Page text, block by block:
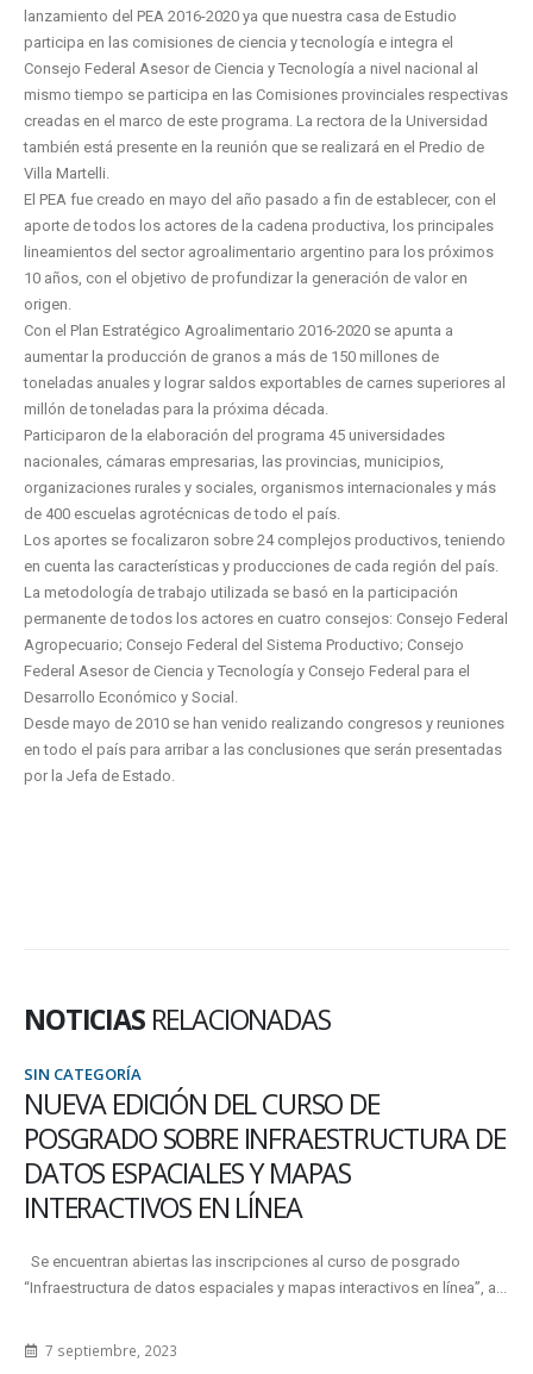
lanzamiento del PEA 2016-2020 ya que nuestra casa de Estudio
participa en las comisiones de ciencia y tecnología e integra el
Consejo Federal Asesor de Ciencia y Tecnología a nivel nacional al
mismo tiempo se participa en las Comisiones provinciales respectivas
creadas en el marco de este programa. La rectora de la Universidad
también está presente en la reunión que se realizará en el Predio de
Villa Martelli.
El PEA fue creado en mayo del año pasado a fin de establecer, con el
aporte de todos los actores de la cadena productiva, los principales
lineamientos del sector agroalimentario argentino para los próximos
10 años, con el objetivo de profundizar la generación de valor en
origen.
Con el Plan Estratégico Agroalimentario 2016-2020 se apunta a
aumentar la producción de granos a más de 150 millones de
toneladas anuales y lograr saldos exportables de carnes superiores al
millón de toneladas para la próxima década.
Participaron de la elaboración del programa 45 universidades
nacionales, cámaras empresarias, las provincias, municipios,
organizaciones rurales y sociales, organismos internacionales y más
de 400 escuelas agrotécnicas de todo el país.
Los aportes se focalizaron sobre 24 complejos productivos, teniendo
en cuenta las características y producciones de cada región del país.
La metodología de trabajo utilizada se basó en la participación
permanente de todos los actores en cuatro consejos: Consejo Federal
Agropecuario; Consejo Federal del Sistema Productivo; Consejo
Federal Asesor de Ciencia y Tecnología y Consejo Federal para el
Desarrollo Económico y Social.
Desde mayo de 2010 se han venido realizando congresos y reuniones
en todo el país para arribar a las conclusiones que serán presentadas
por la Jefa de Estado.
NOTICIAS RELACIONADAS
SIN CATEGORÍA
CONVOCATORIA ABIERTA DEL
PROGRAMA DE INCENTIVOS A DOCENTES
INVESTIGADORES
del Programa de Incentivos a los Docentes Investigadores de la...